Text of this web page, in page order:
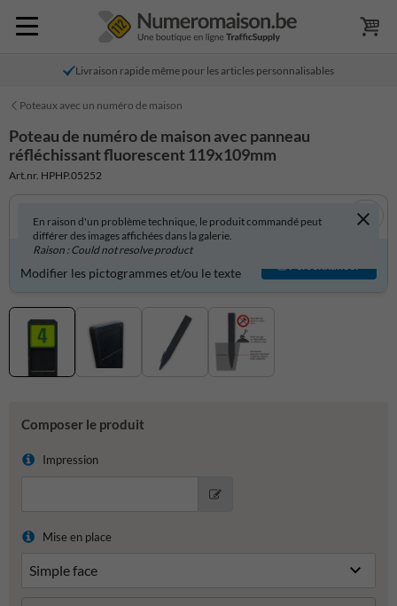
Livraison rapide même pour les articles personnalisables
Poteaux avec un numéro de maison
Poteau de numéro de maison avec panneau
réfléchissant fluorescent 119x109mm
Art.nr. HPHP.05252
En raison d'un problème technique, le produit commandé peut
différer des images affichées dans la galerie.
Raison : Could not resolve product
Produit personnalisable ?
Modifier les pictogrammes et/ou le texte
Personnaliser
Composer le produit
Impression
Mise en place